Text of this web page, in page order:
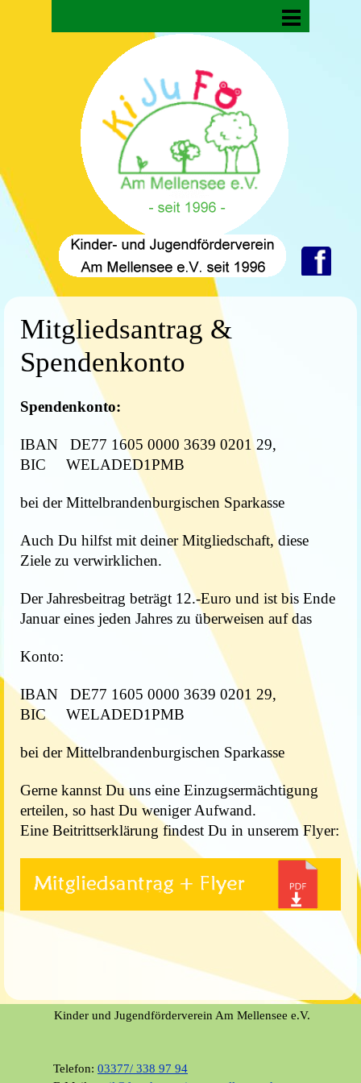
Mitgliedsantrag &
Spendenkonto
Spendenkonto:
IBAN DE77 1605 0000 3639 0201 29,
BIC WELADED1PMB
bei der Mittelbrandenburgischen Sparkasse
Auch Du hilfst mit deiner Mitgliedschaft, diese
Ziele zu verwirklichen.
Der Jahresbeitrag beträgt 12.-Euro und ist bis Ende
Januar eines jeden Jahres zu überweisen auf das
Konto:
IBAN DE77 1605 0000 3639 0201 29,
BIC WELADED1PMB
bei der Mittelbrandenburgischen Sparkasse
Gerne kannst Du uns eine Einzugsermächtigung
erteilen, so hast Du weniger Aufwand.
Eine Beitrittserklärung findest Du in unserem Flyer:
Kinder und Jugendförderverein Am Mellensee e.V.
Telefon: 03377/ 338 97 94